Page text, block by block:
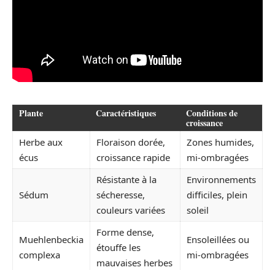
Plante Caractéristiques Conditions de
croissance
Herbe aux
écus
Floraison dorée,
croissance rapide
Zones humides,
mi-ombragées
Sédum
Résistante à la
sécheresse,
couleurs variées
Environnements
difficiles, plein
soleil
Muehlenbeckia
complexa
Forme dense,
étouffe les
mauvaises herbes
Ensoleillées ou
mi-ombragées